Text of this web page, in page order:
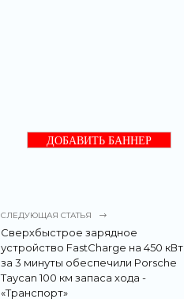
ДОБАВИТЬ БАННЕР
СЛЕДУЮЩАЯ СТАТЬЯ
Сверхбыстрое зарядное
устройство FastCharge на 450 кВт
за 3 минуты обеспечили Porsche
Taycan 100 км запаса хода -
«Транспорт»